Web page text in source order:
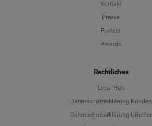
Kontakt
Presse
Partner
Awards
Rechtliches
Legal Hub
Datenschutzerklärung Kunden
Datenschutzerklärung Urheber